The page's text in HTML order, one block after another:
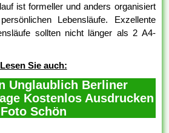
ist formeller und anders organisiert
Lebensläufe. Exzellente
sollten nicht länger als 2 A4-
Lesen Sie auch:
Unglaublich Berliner
Kostenlos Ausdrucken
Foto Schön